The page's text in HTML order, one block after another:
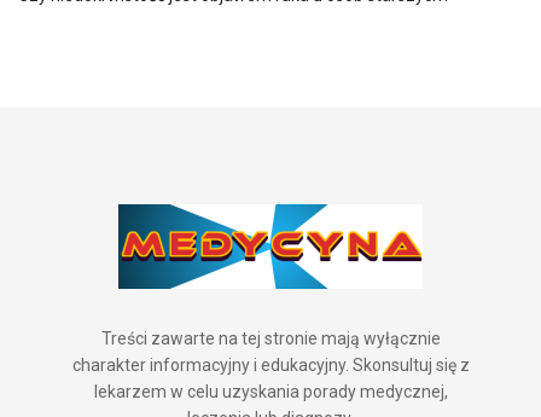
Treści zawarte na tej stronie mają wyłącznie
charakter informacyjny i edukacyjny. Skonsultuj się z
lekarzem w celu uzyskania porady medycznej,